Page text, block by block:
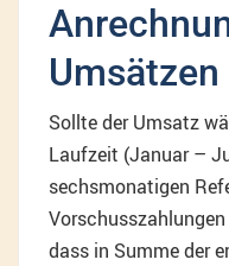
Umsätzen
Sollte der Umsatz
Laufzeit (Januar –
sechsmonatigen
dass in Summe der